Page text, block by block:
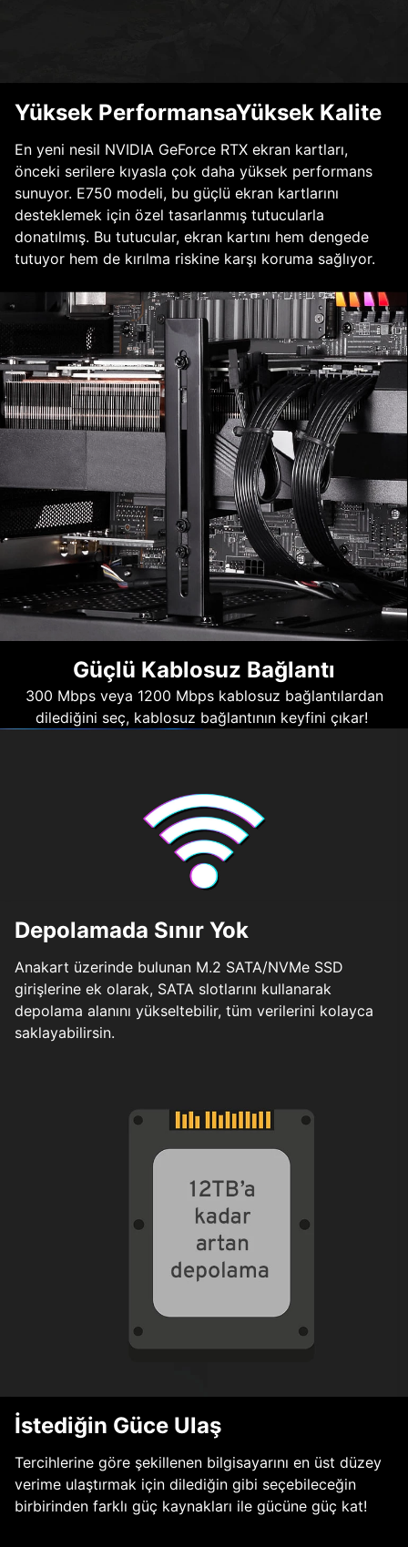
Yüksek PerformansaYüksek Kalite
En yeni nesil NVIDIA GeForce RTX ekran kartları,
önceki serilere kıyasla çok daha yüksek performans
sunuyor. E750 modeli, bu güçlü ekran kartlarını
desteklemek için özel tasarlanmış tutucularla
donatılmış. Bu tutucular, ekran kartını hem dengede
tutuyor hem de kırılma riskine karşı koruma sağlıyor.
Güçlü Kablosuz Bağlantı
300 Mbps veya 1200 Mbps kablosuz bağlantılardan
dilediğini seç, kablosuz bağlantının keyfini çıkar!
Depolamada Sınır Yok
Anakart üzerinde bulunan M.2 SATA/NVMe SSD
girişlerine ek olarak, SATA slotlarını kullanarak
depolama alanını yükseltebilir, tüm verilerini kolayca
saklayabilirsin.
İstediğin Güce Ulaş
Tercihlerine göre şekillenen bilgisayarını en üst düzey
verime ulaştırmak için dilediğin gibi seçebileceğin
birbirinden farklı güç kaynakları ile gücüne güç kat!